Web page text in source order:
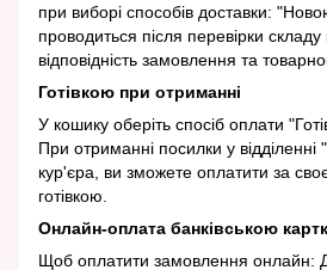
при виборі способів доставки:
проводиться після перевірки
відповідність замовлення та
Готівкою при отриманні
У кошику оберіть спосіб оплати
При отриманні посилки у
кур'єра, ви зможете оплатити за
готівкою.
Онлайн-оплата банківською
Щоб оплатити замовлення онлайн: